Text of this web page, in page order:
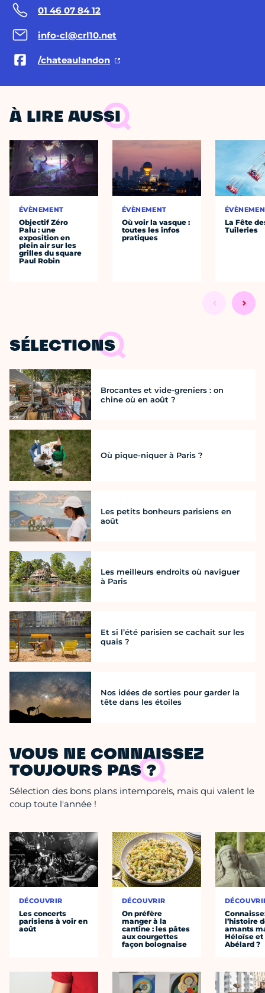
01 46 07 84 12
info-cl@crl10.net
/chateaulandon
À LIRE AUSSI
ÉVÈNEMENT
Objectif Zéro
Palu : une
exposition en
plein air sur les
grilles du square
Paul Robin
ÉVÈNEMENT
Où voir la vasque :
toutes les infos
pratiques
La Fête
Tuileries
SÉLECTIONS
Brocantes et vide-greniers : on
chine où en août ?
Où pique-niquer à Paris ?
Les petits bonheurs parisiens en
août
Les meilleurs endroits où naviguer
à Paris
Et si l’été parisien se cachait sur les
quais ?
Nos idées de sorties pour garder la
tête dans les étoiles
VOUS NE CONNAISSEZ
TOUJOURS PAS ?
Sélection des bons plans intemporels, mais qui valent le
coup toute l'année !
DÉCOUVRIR
Les concerts
parisiens à voir en
août
DÉCOUVRIR
On préfère
manger à la
cantine : les pâtes
aux courgettes
façon bolognaise
l’histoire
amants
Héloïse et
Abélard ?